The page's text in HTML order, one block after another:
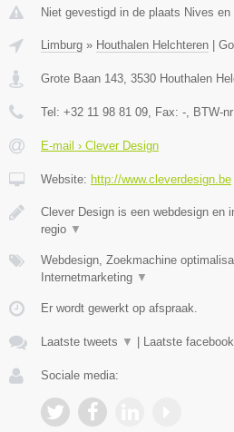
Niet gevestigd in de plaats Nives en
Limburg » Houthalen Helchteren |
Grote Baan 143 3530 Houthalen
Tel: +32 11 98 81 09 , Fax: - , BTW-
E-mail › Clever Design
Website: http://www.cleverdesign.be
Clever Design is een webdesign en
regio ▼
Webdesign, Zoekmachine
Internetmarketing ▼
Er wordt gewerkt op afspraak.
Laatste tweets ▼ | Laatste
Sociale media: